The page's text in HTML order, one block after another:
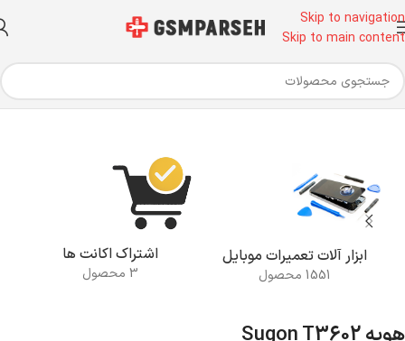
Skip to navigation
Skip to main content
خانه محصولات برچسب خورده “هویه Sugon T3602”
ابزار آلات تعمیرات موبایل
1551 محصول
اشتراک اکانت ها
3 محصول